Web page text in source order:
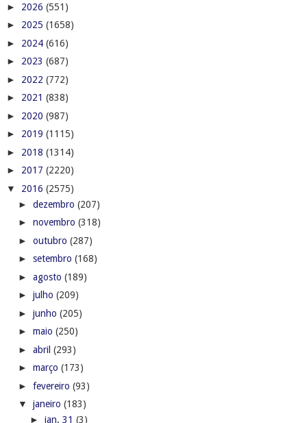
► 2026 (551)
► 2025 (1658)
► 2024 (616)
► 2023 (687)
► 2022 (772)
► 2021 (838)
► 2020 (987)
► 2019 (1115)
► 2018 (1314)
► 2017 (2220)
▼ 2016 (2575)
► dezembro (207)
► novembro (318)
► outubro (287)
► setembro (168)
► agosto (189)
► julho (209)
► junho (205)
► maio (250)
► abril (293)
► março (173)
► fevereiro (93)
▼ janeiro (183)
► jan. 31 (3)